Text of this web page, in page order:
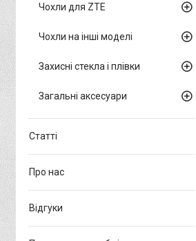
Чохли для ZTE
Чохли на інші моделі
Захисні стекла і плівки
Загальні аксесуари
Статті
Про нас
Відгуки